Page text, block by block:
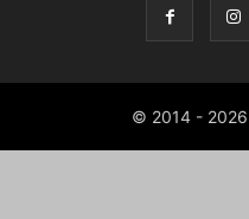
© 2014 - 2026